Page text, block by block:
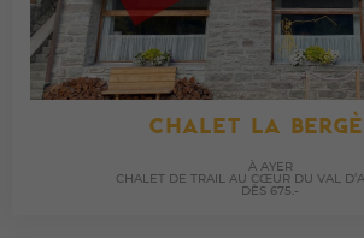
CHALET LA
À AYER
CHALET DE TRAIL AU CŒUR DU VAL
DÈS 675.-